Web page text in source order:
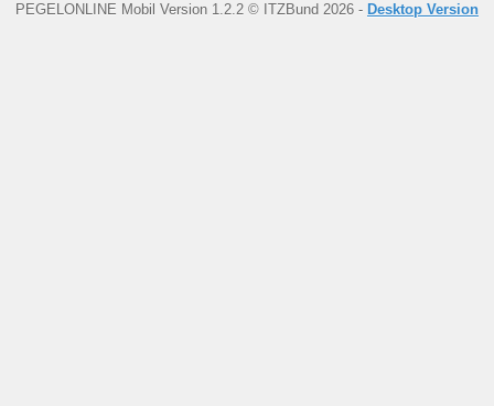
PEGELONLINE Mobil Version 1.2.2 © ITZBund 2026 - Desktop Version